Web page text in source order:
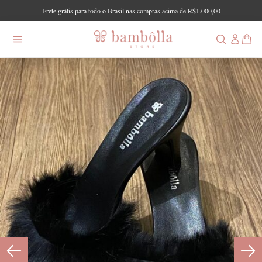
Frete grátis para todo o Brasil nas compras acima de R$1.000,00